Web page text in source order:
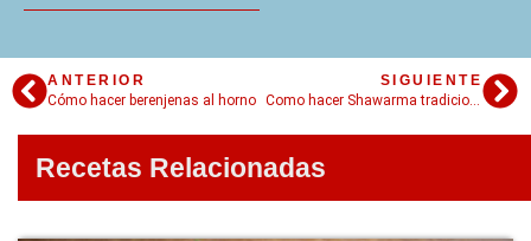
ANTERIOR
Cómo hacer berenjenas al horno
SIGUIENTE
Como hacer Shawarma tradicional en casa
Recetas Relacionadas